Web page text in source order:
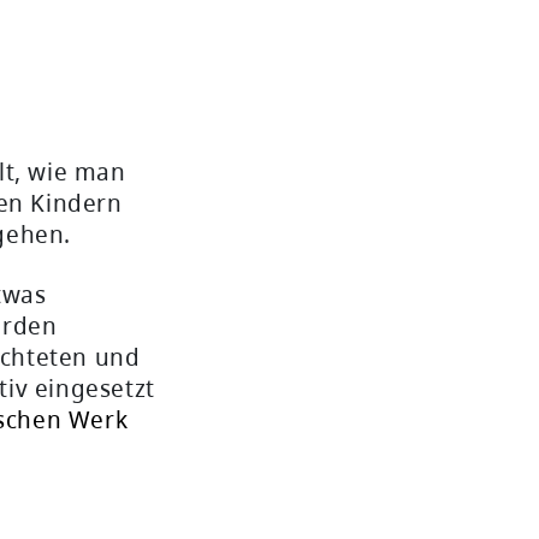
wie man
Kindern
und
eingesetzt
Werk